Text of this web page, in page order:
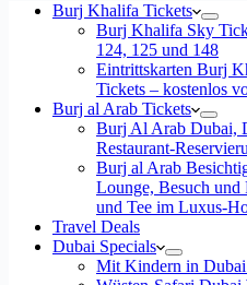
Burj Khalifa Tickets
Burj Khalifa Sky
124, 125 und 148
Eintrittskarten Burj
Tickets – kostenlos
Burj al Arab Tickets
Burj Al Arab Dubai,
Restaurant-
Burj al Arab
Lounge, Besuch
und Tee im Luxus-
Travel Deals
Dubai Specials
Mit Kindern in Dubai